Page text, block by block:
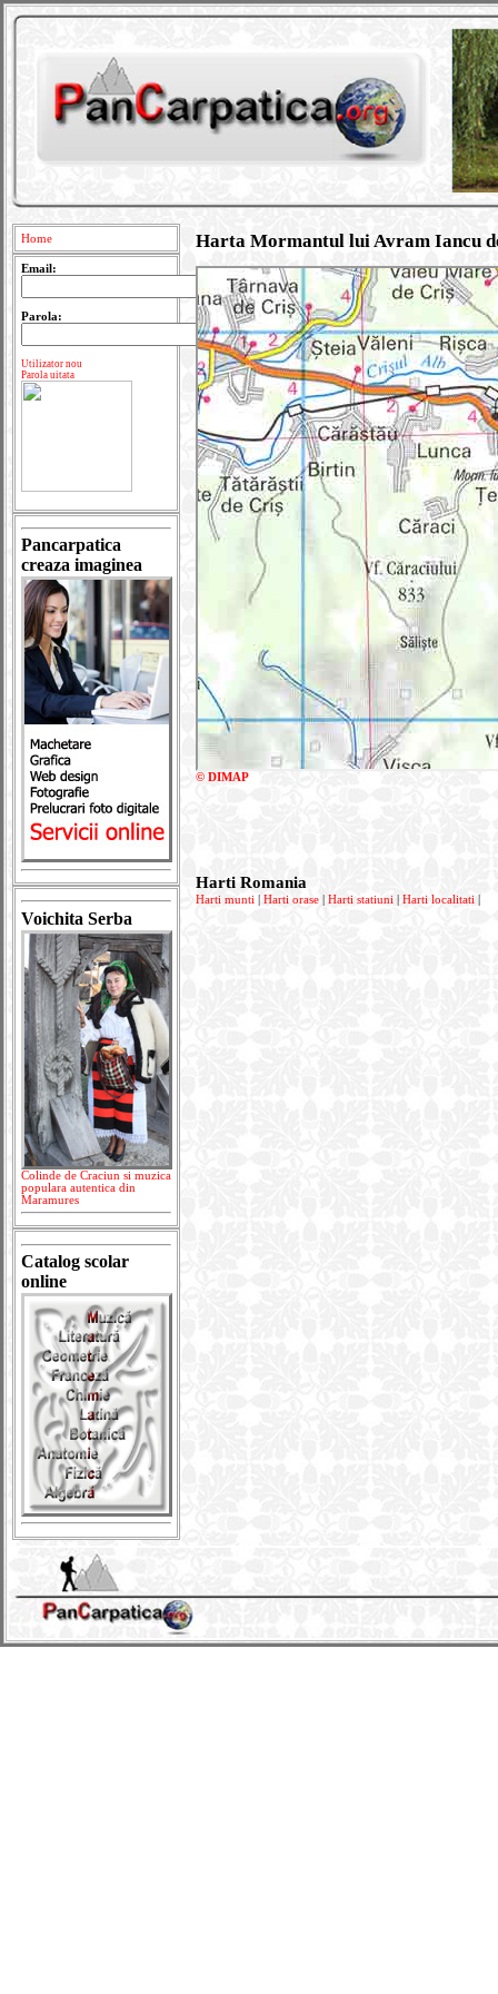
Home
Email:
Parola:
Utilizator nou
Parola uitata
Pancarpatica
creaza imaginea
Voichita Serba
Colinde de Craciun si muzica
populara autentica din
Maramures
Catalog scolar
online
Harta Mormantul lui Avram Iancu
© DIMAP
Harti Romania
Harti munti Harti orase Harti statiuni Harti localitati